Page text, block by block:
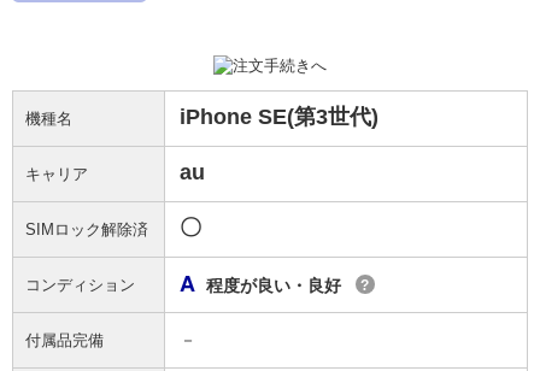
機種名 iPhone SE(第3世代)
キャリア au
SIMロック解除済 〇
コンディション A 程度が良い・良好 ?
付属品完備 －